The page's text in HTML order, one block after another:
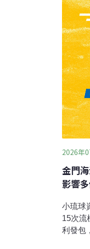
2026年
金門
影響
小琉球
15次流
利發包